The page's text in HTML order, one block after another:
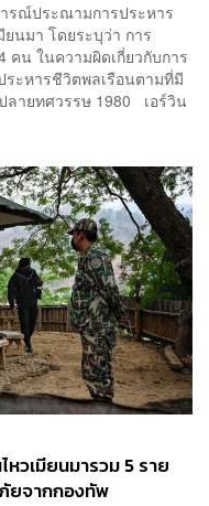
รณ์ประณามการประหาร
นมา โดยระบุว่า การ
คน ในความผิดเกี่ยวกับการ
ะหารชีวิตพลเรือนตามที่มี
ลายทศวรรษ 1980 เอร์วิน
วเมียนมารวม 5 ราย
ยจากกองทัพ